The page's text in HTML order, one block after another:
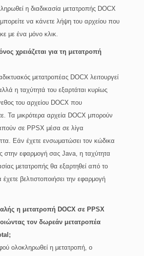
η διαδικασία μετατροπής DOCX
να κάνετε λήψη του αρχείου που
με ένα μόνο κλικ.
χρειάζεται για τη μετατροπή
μετατροπέας DOCX λειτουργεί
η ταχύτητά του εξαρτάται κυρίως
του αρχείου DOCX που
Τα μικρότερα αρχεία DOCX μπορούν
σε PPSX μέσα σε λίγα
Εάν έχετε ενσωματώσει τον κώδικα
στην εφαρμογή σας Java, η ταχύτητα
μετατροπής θα εξαρτηθεί από το
βελτιστοποιήσει την εφαρμογή
η μετατροπή DOCX σε PPSX
τον δωρεάν μετατροπέα
ολοκληρωθεί η μετατροπή, ο